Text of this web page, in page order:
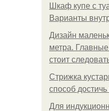
Шкаф купе с
Варианты
Дизайн
метра.
стоит
Стрижка
способ
Для